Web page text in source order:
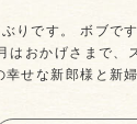
りです。 ボブで
はおかげさまで、
幸せな新郎様と新